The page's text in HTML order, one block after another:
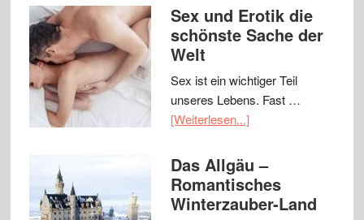
Sex und Erotik die
schönste Sache der
Welt
Sex ist ein wichtiger Teil
unseres Lebens. Fast …
[Weiterlesen...]
Das Allgäu –
Romantisches
Winterzauber-Land